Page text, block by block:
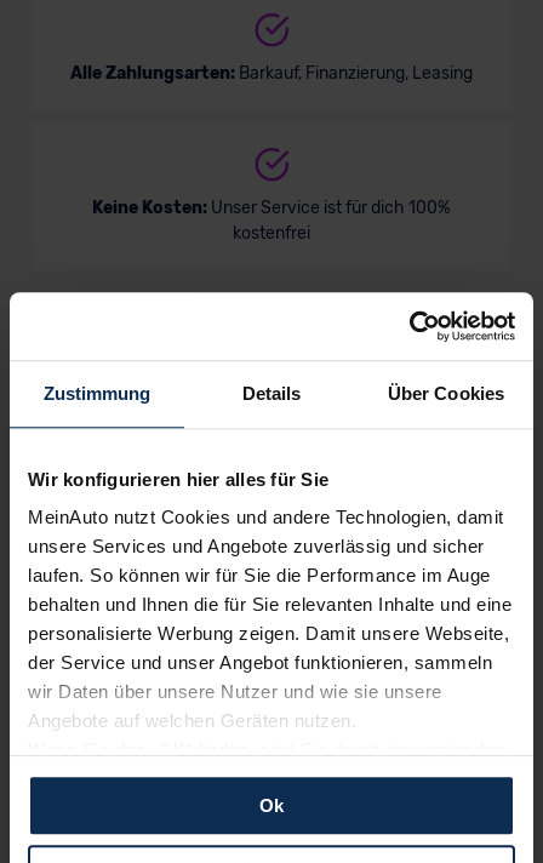
Zustimmung Details Über Cookies
Wir konfigurieren hier alles für Sie
MeinAuto nutzt Cookies und andere Technologien, damit
unsere Services und Angebote zuverlässig und sicher
laufen. So können wir für Sie die Performance im Auge
behalten und Ihnen die für Sie relevanten Inhalte und eine
personalisierte Werbung zeigen. Damit unsere Webseite,
der Service und unser Angebot funktionieren, sammeln
wir Daten über unsere Nutzer und wie sie unsere
Angebote auf welchen Geräten nutzen.
und erlauben uns Cookies für unseren Service zu
verwenden und diese Daten an Dritte weiterzugeben,
etwa an unsere Marketingpartner. Falls Sie dem nicht
Ok
Alle Zahlungsarten: Barkauf, Finanzierung, Leasing
Keine Kosten: Unser Service ist für dich 100%
kostenfrei
Wir sind stolz auf eine hohe
dadurch ihr Wunschauto zum Top-Rabatt erhalten und
bewerten unsere Arbeit positiv.
Sehen Sie sich unsere Bewertungen an: